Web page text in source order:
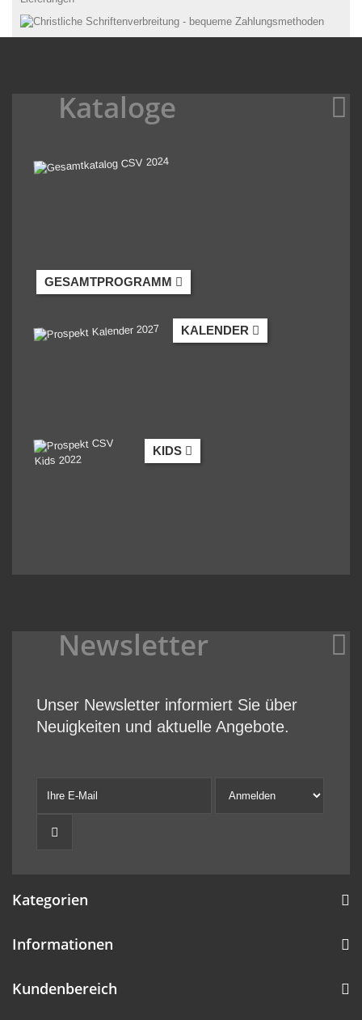
Kataloge
GESAMTPROGRAMM
KALENDER
KIDS
Newsletter
Unser Newsletter informiert Sie über
Neuigkeiten und aktuelle Angebote.
Kategorien
Informationen
Kundenbereich